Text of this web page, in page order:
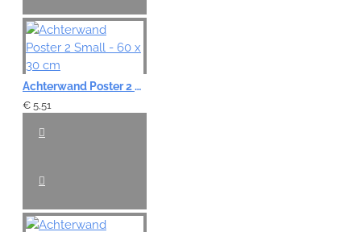
Achterwand Poster 2 Small - 60 x 30 cm
€ 5,51